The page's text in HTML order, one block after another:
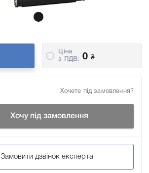
Ціна
з ПДВ:
0 ₴
Хочете під замовлення?
Хочу під замовлення
Замовити дзвінок експерта